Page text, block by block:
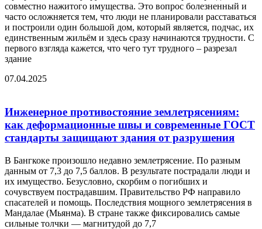
совместно нажитого имущества. Это вопрос болезненный и
часто осложняется тем, что люди не планировали расставаться
и построили один большой дом, который является, подчас, их
единственным жильём и здесь сразу начинаются трудности. С
первого взгляда кажется, что чего тут трудного – разрезал
здание
07.04.2025
Инженерное противостояние землетрясениям:
как деформационные швы и современные ГОСТ
стандарты защищают здания от разрушения
В Бангкоке произошло недавно землетрясение. По разным
данным от 7,3 до 7,5 баллов. В результате пострадали люди и
их имущество. Безусловно, скорбим о погибших и
сочувствуем пострадавшим. Правительство РФ направило
спасателей и помощь. Последствия мощного землетрясения в
Мандалае (Мьянма). В стране также фиксировались самые
сильные толчки — магнитудой до 7,7